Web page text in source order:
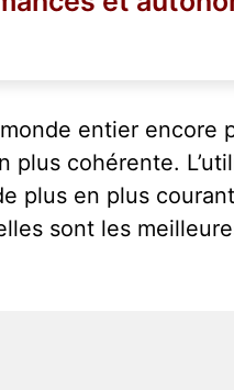
entier encore
plus cohérente.
plus en plus
sont les